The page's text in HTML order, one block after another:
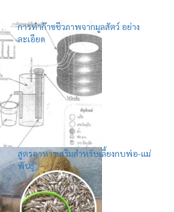
การทำก๊าซชีวภาพจากมูลสัตว์ อย่าง
ละเอียด
สูตรอาหารเสริมสำหรับเลี้ยงกบพ่อ-แม่
พันธุ์